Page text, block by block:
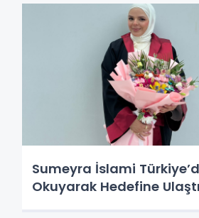
Sumeyra İslami
Okuyarak Hedefine Ulaştı